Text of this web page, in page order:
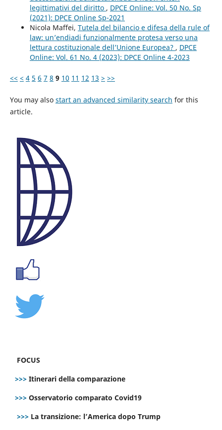
legittimativi del diritto , DPCE Online: Vol. 50 No. Sp
(2021): DPCE Online Sp-2021
Nicola Maffei, Tutela del bilancio e difesa della rule of
law: un’endiadi funzionalmente protesa verso una
lettura costituzionale dell’Unione Europea? , DPCE
Online: Vol. 61 No. 4 (2023): DPCE Online 4-2023
<< < 4 5 6 7 8 9 10 11 12 13 > >>
You may also start an advanced similarity search for this
article.
FOCUS
>>> Itinerari della comparazione
>>> Osservatorio comparato Covid19
>>> La transizione: l’America dopo Trump